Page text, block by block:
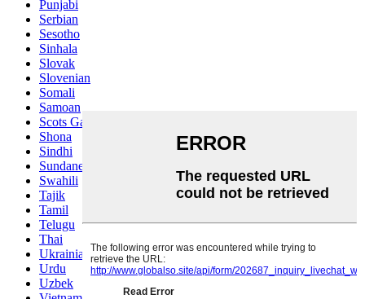
Punjabi
Serbian
Sesotho
Sinhala
Slovak
Slovenian
Somali
Samoan
Scots Gaelic
Shona
Sindhi
Sundanese
Swahili
Tajik
Tamil
Telugu
Thai
Ukrainian
Urdu
Uzbek